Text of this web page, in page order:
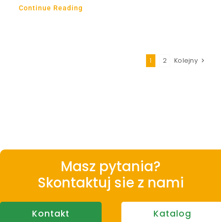
Continue Reading
1 2 Kolejny
Masz pytania?
Skontaktuj sie z nami
Kontakt Katalog